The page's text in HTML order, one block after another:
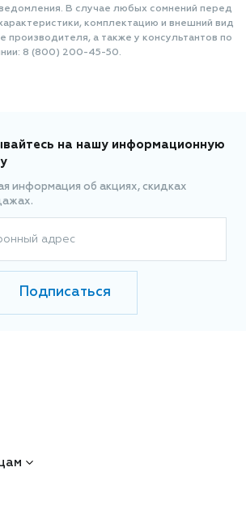
В случае любых сомнений перед
комплектацию и внешний вид
производителя, а также у консультантов по
8 (800) 200-45-50.
на нашу информационную
информация об акциях, скидках
адрес
Подписаться